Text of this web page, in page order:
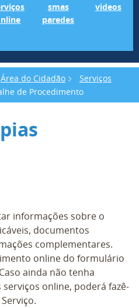
smas
paredes
videos
Área do Cidadão
Serviços
de Procedimento
informações sobre o
documentos
complementares.
online do formulário
ainda não tenha
online, poderá fazê-